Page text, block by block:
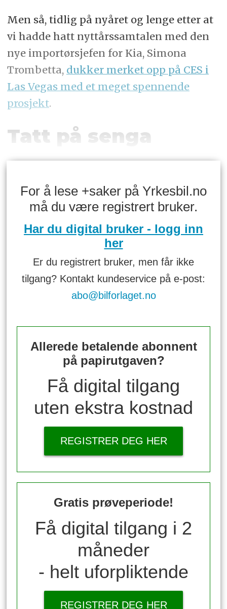
Men så, tidlig på nyåret og lenge etter at
vi hadde hatt nyttårssamtalen med den
nye importørsjefen for Kia, Simona
Trombetta, dukker merket opp på CES i
Las Vegas med et meget spennende
prosjekt.
Tatt på senga
For å lese +saker på Yrkesbil.no
må du være registrert bruker.
Har du digital bruker - logg inn
her
Er du registrert bruker, men får ikke
tilgang? Kontakt kundeservice på e-post:
abo@bilforlaget.no
Allerede betalende abonnent
på papirutgaven?
Få digital tilgang
uten ekstra kostnad
REGISTRER DEG HER
Gratis prøveperiode!
Få digital tilgang i 2
måneder
- helt uforpliktende
REGISTRER DEG HER